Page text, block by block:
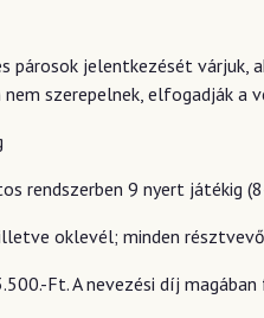
párosok jelentkezését
szerepelnek, elfogadják a
rendszerben 9 nyert játékig
oklevél; minden
Ft. A nevezési díj